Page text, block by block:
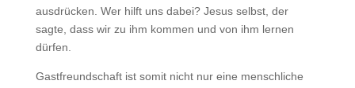
ausdrücken. Wer hilft uns dabei? Jesus selbst, der
sagte, dass wir zu ihm kommen und von ihm lernen
dürfen.
Gastfreundschaft ist somit nicht nur eine menschliche